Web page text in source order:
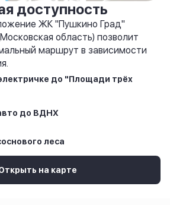
доступность
ЖК "Пушкино Град"
область) позволит
маршрут в зависимости
до "Площади трёх
до ВДНХ
леса
на карте